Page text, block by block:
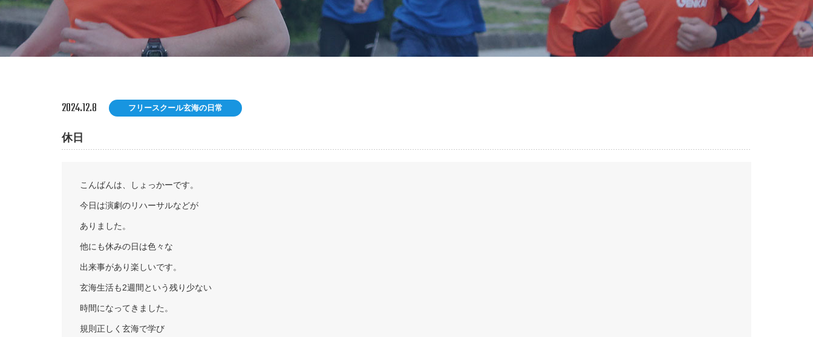
2024.12.8 フリースクール玄海の日常
休日
こんばんは、しょっかーです。
今日は演劇のリハーサルなどが
ありました。
他にも休みの日は色々な
出来事があり楽しいです。
玄海生活も2週間という残り少ない
時間になってきました。
規則正しく玄海で学び